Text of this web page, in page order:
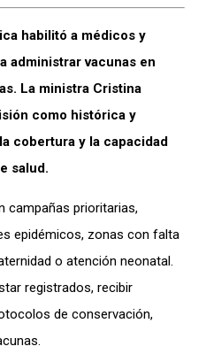
habilitó a médicos y
administrar vacunas en
La ministra Cristina
como histórica y
cobertura y la capacidad
salud.
campañas prioritarias,
epidémicos, zonas con falta
o atención neonatal.
registrados, recibir
de conservación,